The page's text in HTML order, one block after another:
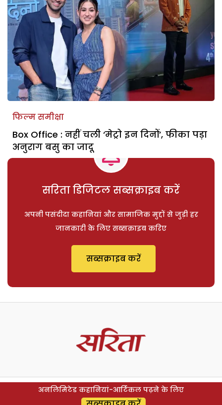
फिल्म समीक्षा
Box Office : नहीं चली ‘मेट्रो इन दिनों’, फीका पड़ा
अनुराग बसु का जादू
सरिता डिजिटल सब्सक्राइब करें
अपनी पसंदीदा कहानियां और सामाजिक मुद्दों से जुड़ी हर
जानकारी के लिए सब्सक्राइब करिए
सब्सक्राइब करें
अनलिमिटेड कहानियां-आर्टिकल पढ़ने के लिए